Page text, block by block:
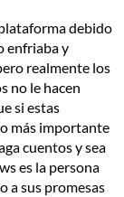
debido
enfriaba y
realmente los
no le hacen
si estas
más importante
cuentos y sea
es la persona
a sus promesas